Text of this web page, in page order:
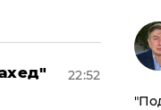
22:52